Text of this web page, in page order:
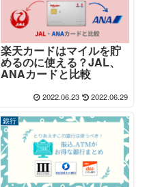
楽天カードはマイルを貯
めるのに使える？JAL、
ANAカードと比較
2022.06.23 2022.06.29
銀行